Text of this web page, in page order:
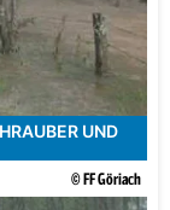
UND
© FF Göriach